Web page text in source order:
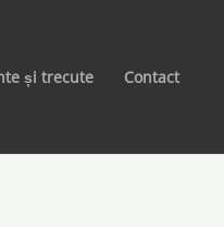
și trecute Contact